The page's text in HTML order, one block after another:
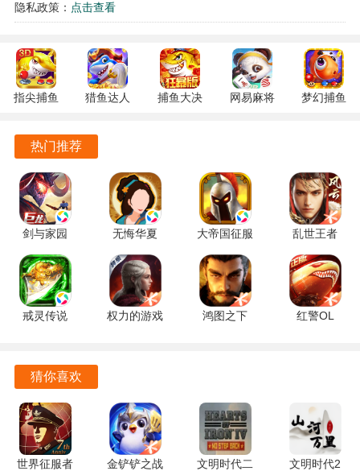
游戏特色
长路径，需要根据战斗需要合理选择运用。
游戏中包含多种资源收集与管理机制，玩家可以通过建设要
战役剧情环环相扣，带给玩家强烈的代入感，让每一次战斗
都充满意义。
包含多种不同的挑战模式，玩家可以根据自己的喜好选择玩
法，享受多样的游戏体验。
游戏优势
游戏画面精美，音效出色，能够让玩家沉浸在奇幻的游戏世
界中，提升了整体的游戏体验。
的过程中能够感受到成就感。
死亡阴影不仅拥有原版的所有内容，还新增了大量的地图、
战役、英雄、单位、建筑、魔法物品等，让玩家的游戏体验
更加丰富多样。
隐私政策： 点击查看
指尖捕鱼
安卓版
猎鱼达人
卓版
捕鱼大决
网易麻将
梦幻捕鱼
热门推荐
剑与家园
1.26.120
手机版
无悔华夏
3.8.280 官
方正版
大帝国征服
者 5.681 官
方正版
乱世王者
2.1.18.888
手机版
戒灵传说
权力的游戏
鸿图之下
红警OL
猜你喜欢
世界征服者
金铲铲之战
文明时代二
文明时代2